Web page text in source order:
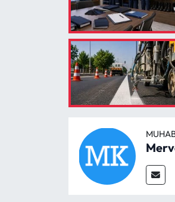
Yayla Haber
Yemek Tarifleri